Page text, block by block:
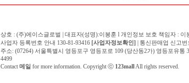
상호 : (주)에이스글로벌 | 대표자(성명):이봉훈 l 개인정보 보호 책임자 : 이
사업자 등록번호 안내 130-81-93416 [사업자정보확인]
| 통신판매업 신고
주소: (07264) 서울특별시 영등포구 영등포로 109 (당산동2가) 영등포유통
4499
Contact 메일 for more information. Copyright ⓒ 123mallAll rights reserved.